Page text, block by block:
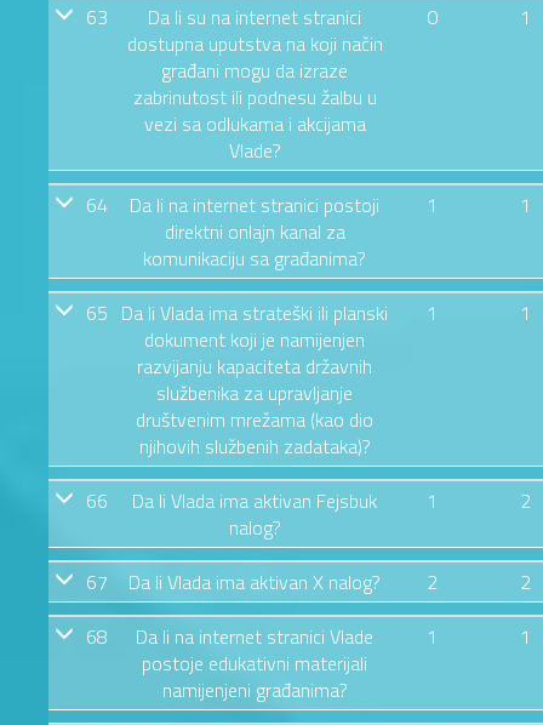
63
Da li su na internet stranici
dostupna uputstva na koji način
građani mogu da izraze
zabrinutost ili podnesu žalbu u
vezi sa odlukama i akcijama
Vlade?
0 1
64
Da li na internet stranici postoji
direktni onlajn kanal za
komunikaciju sa građanima?
1 1
65 Da li Vlada ima strateški ili planski
dokument koji je namijenjen
razvijanju kapaciteta državnih
službenika za upravljanje
društvenim mrežama (kao dio
njihovih službenih zadataka)?
1 1
66
Da li Vlada ima aktivan Fejsbuk
nalog?
1 2
67 Da li Vlada ima aktivan X nalog? 2
2
68
Da li na internet stranici Vlade
postoje edukativni materijali
namijenjeni građanima?
1 1